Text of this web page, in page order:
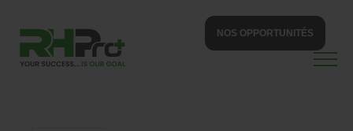
NOS OPPORTUNITÉS